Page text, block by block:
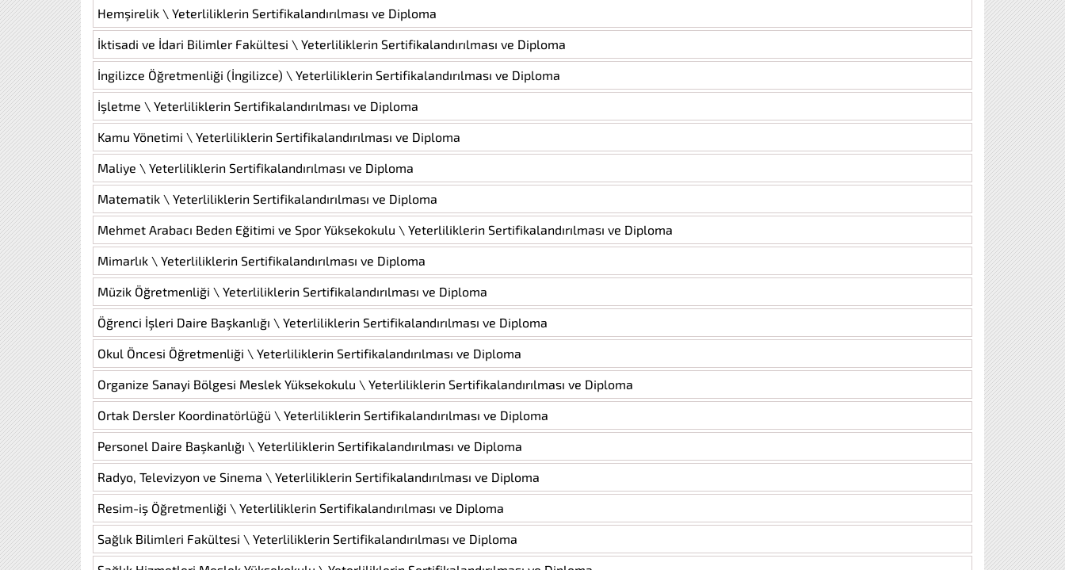
Hemşirelik \ Yeterliliklerin Sertifikalandırılması ve Diploma
İktisadi ve İdari Bilimler Fakültesi \ Yeterliliklerin Sertifikalandırılması ve Diploma
İngilizce Öğretmenliği (İngilizce) \ Yeterliliklerin Sertifikalandırılması ve Diploma
İşletme \ Yeterliliklerin Sertifikalandırılması ve Diploma
Kamu Yönetimi \ Yeterliliklerin Sertifikalandırılması ve Diploma
Maliye \ Yeterliliklerin Sertifikalandırılması ve Diploma
Matematik \ Yeterliliklerin Sertifikalandırılması ve Diploma
Mehmet Arabacı Beden Eğitimi ve Spor Yüksekokulu \ Yeterliliklerin Sertifikalandırılması ve Diploma
Mimarlık \ Yeterliliklerin Sertifikalandırılması ve Diploma
Müzik Öğretmenliği \ Yeterliliklerin Sertifikalandırılması ve Diploma
Öğrenci İşleri Daire Başkanlığı \ Yeterliliklerin Sertifikalandırılması ve Diploma
Okul Öncesi Öğretmenliği \ Yeterliliklerin Sertifikalandırılması ve Diploma
Organize Sanayi Bölgesi Meslek Yüksekokulu \ Yeterliliklerin Sertifikalandırılması ve Diploma
Ortak Dersler Koordinatörlüğü \ Yeterliliklerin Sertifikalandırılması ve Diploma
Personel Daire Başkanlığı \ Yeterliliklerin Sertifikalandırılması ve Diploma
Radyo, Televizyon ve Sinema \ Yeterliliklerin Sertifikalandırılması ve Diploma
Resim-iş Öğretmenliği \ Yeterliliklerin Sertifikalandırılması ve Diploma
Sağlık Bilimleri Fakültesi \ Yeterliliklerin Sertifikalandırılması ve Diploma